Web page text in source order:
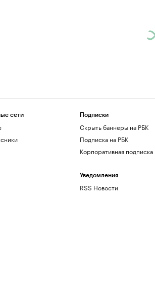
сети Подписки
Скрыть баннеры на РБК
Подписка на РБК
Корпоративная подписка
Уведомления
RSS Новости